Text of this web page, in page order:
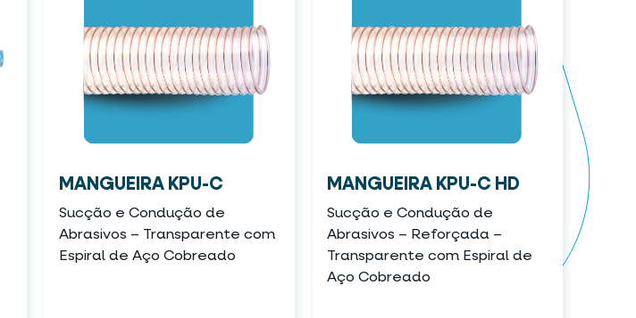
MANGUEIRA KPU-C
Sucção e Condução de
Abrasivos – Transparente com
Espiral de Aço Cobreado
MANGUEIRA KPU-C HD
Sucção e Condução de
Abrasivos – Reforçada –
Transparente com Espiral de
Aço Cobreado